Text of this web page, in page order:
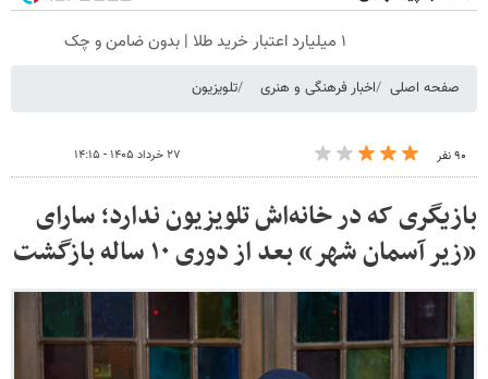
۱ میلیارد اعتبار خرید طلا | بدون ضامن و چک
صفحه اصلی اخبار فرهنگی و هنری تلویزیون
۹۰ نفر ۲۷ خرداد ۱۴۰۵ - ۱۴:۱۵
بازیگری که در خانه‌اش تلویزیون ندارد؛ سارای
«زیر آسمان شهر» بعد از دوری ۱۰ ساله بازگشت